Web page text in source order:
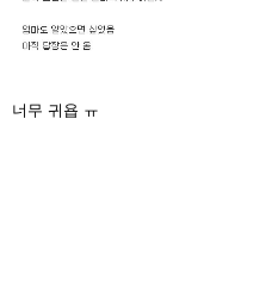
너무 귀욥 ㅠ